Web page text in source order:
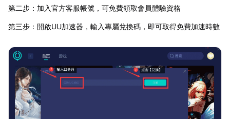
第二步：加入官方客服帳號，可免費領取會員體驗資格
第三步：開啟UU加速器，輸入專屬兌換碼，即可取得免費加速時數